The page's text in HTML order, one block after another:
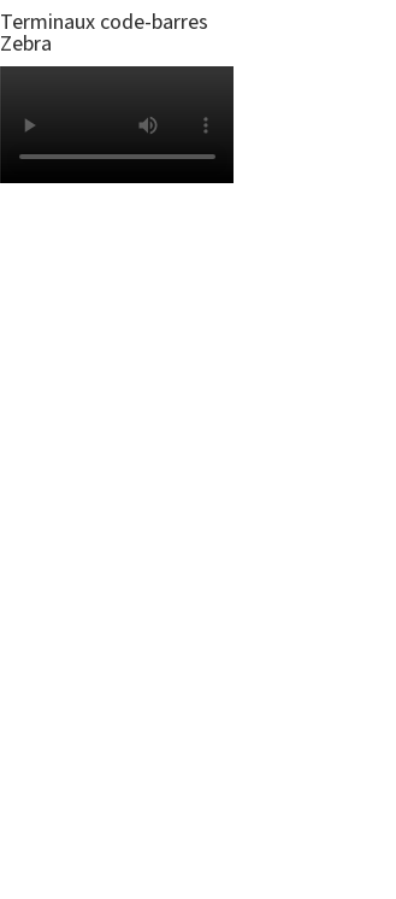
Terminaux code-barres
Zebra